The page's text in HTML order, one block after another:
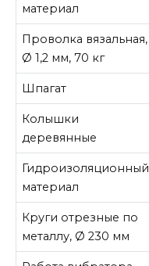
материал
Проволка вязальная,
Ø 1,2 мм, 70 кг
Шпагат
Колышки
деревянные
Гидроизоляционный
материал
Круги отрезные по
металлу, Ø 230 мм